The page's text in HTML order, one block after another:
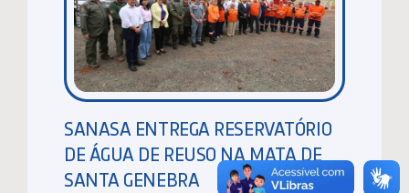
SANASA ENTREGA RESERVATÓRIO
DE ÁGUA DE REUSO NA MATA DE
SANTA GENEBRA